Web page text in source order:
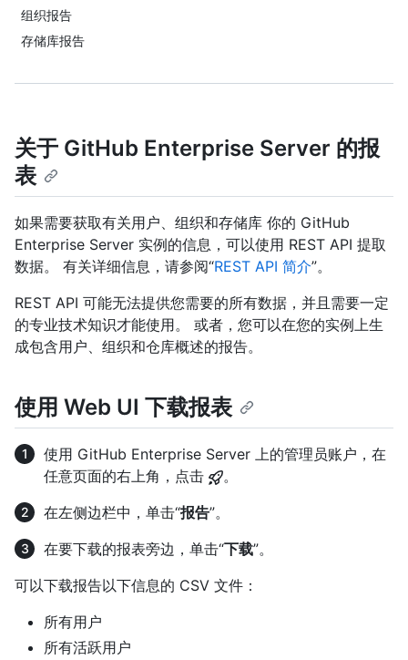
组织报告
存储库报告
关于 GitHub Enterprise Server 的报
表
如果需要获取有关用户、组织和存储库 你的 GitHub
Enterprise Server 实例的信息，可以使用 REST API 提取
数据。 有关详细信息，请参阅“REST API 简介”。
REST API 可能无法提供您需要的所有数据，并且需要一定
的专业技术知识才能使用。 或者，您可以在您的实例上生
成包含用户、组织和仓库概述的报告。
使用 Web UI 下载报表
使用 GitHub Enterprise Server 上的管理员账户，在
任意页面的右上角，点击
。
在左侧边栏中，单击“报告”。
在要下载的报表旁边，单击“下载”。
可以下载报告以下信息的 CSV 文件：
所有用户
所有活跃用户